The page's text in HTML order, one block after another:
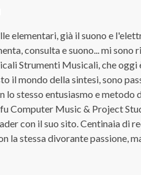
elementari, già il suono e
consulta e suono... mi
Strumenti Musicali, che
il mondo della sintesi, sono
lo stesso entusiasmo e metodo
Computer Music & Project
con il suo sito. Centinaia di
la stessa divorante passione,